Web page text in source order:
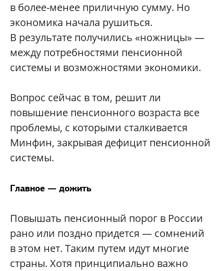
в более-менее приличную сумму. Но
экономика начала рушиться.
В результате получились «ножницы» —
между потребностями пенсионной
системы и возможностями экономики.
Вопрос сейчас в том, решит ли
повышение пенсионного возраста все
проблемы, с которыми сталкивается
Минфин, закрывая дефицит пенсионной
системы.
Главное — дожить
Повышать пенсионный порог в России
рано или поздно придется — сомнений
в этом нет. Таким путем идут многие
страны. Хотя принципиально важно